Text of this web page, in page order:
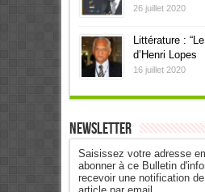
26 juillet 2020
Littérature :
d’Henri Lopes
16 juillet 2020
Newsletter
Saisissez votre adresse
abonner à ce Bulletin
recevoir une notification